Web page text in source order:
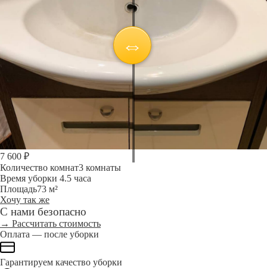
7 600 ₽
Количество комнат3 комнаты
Время уборки 4.5 часа
Площадь73 м²
Хочу так же
С нами безопасно
→ Рассчитать стоимость
Оплата — после уборки
Гарантируем качество уборки